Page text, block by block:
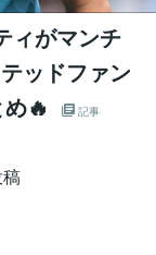
ィがマンチ
ッドファン
🔥
記事